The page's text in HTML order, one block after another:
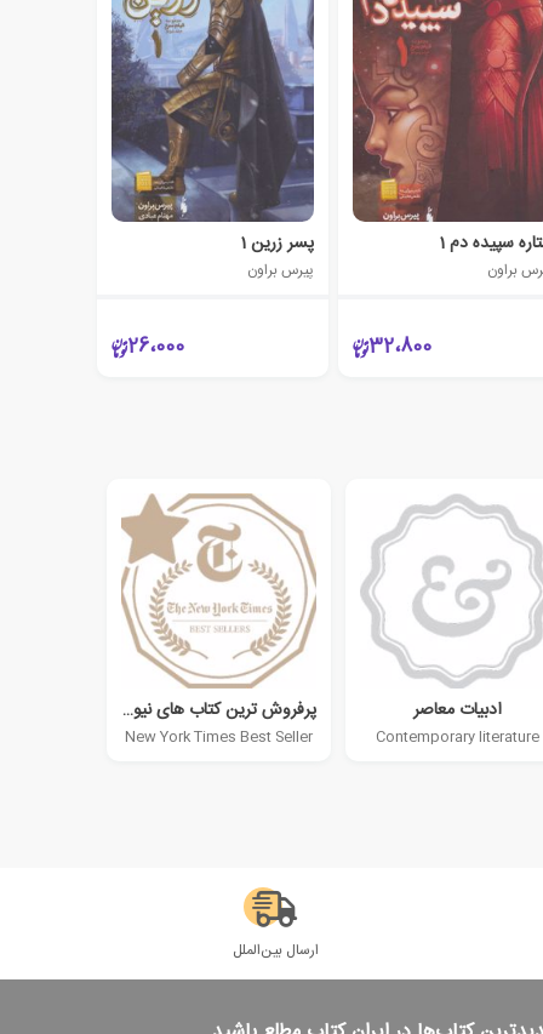
سپیده دم 1
براون
32،800
پسر زرین 1
پیرس براون
26،000
ادبیات معاصر
Contemporary literature
پرفروش ترین کتاب های نیویورک تایمز
New York Times Best Seller
ارسال بین‌الملل